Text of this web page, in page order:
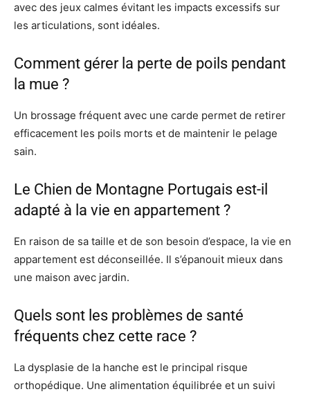
avec des jeux calmes évitant les impacts excessifs sur
les articulations, sont idéales.
Comment gérer la perte de poils pendant
la mue ?
Un brossage fréquent avec une carde permet de retirer
efficacement les poils morts et de maintenir le pelage
sain.
Le Chien de Montagne Portugais est-il
adapté à la vie en appartement ?
En raison de sa taille et de son besoin d’espace, la vie en
appartement est déconseillée. Il s’épanouit mieux dans
une maison avec jardin.
Quels sont les problèmes de santé
fréquents chez cette race ?
La dysplasie de la hanche est le principal risque
orthopédique. Une alimentation équilibrée et un suivi